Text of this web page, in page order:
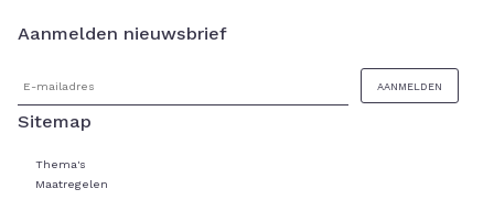
Aanmelden nieuwsbrief
Sitemap
Thema's
Maatregelen